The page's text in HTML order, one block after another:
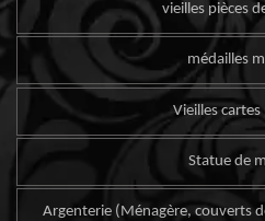
vieilles pièces
médailles
Vieilles cartes
Statue de
Argenterie (Ménagère, couverts